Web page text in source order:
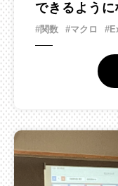
できるように
#関数 #マクロ